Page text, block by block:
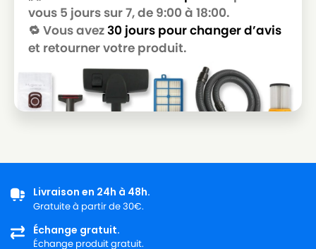
vous 5 jours sur 7, de 9:00 à 18:00.
🔁 Vous avez30 jours pour changer d’avis
et retourner votre produit.
Livraison en 24h à 48h.
Gratuite à partir de 30€.
Échange gratuit.
Échange produit gratuit.